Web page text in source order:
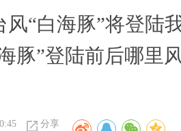
风“白海豚”将登陆
豚”登陆前后哪里
分享